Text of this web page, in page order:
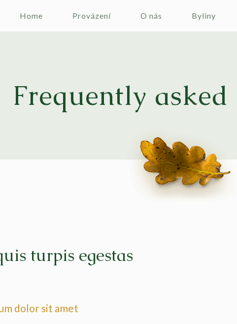
Home Provázení O nás Byliny
Frequently
turpis egestas
dolor sit amet